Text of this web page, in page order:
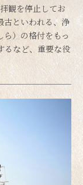
観を停止してお
古といわれる、浄
ら）の格付をもっ
るなど、重要な役